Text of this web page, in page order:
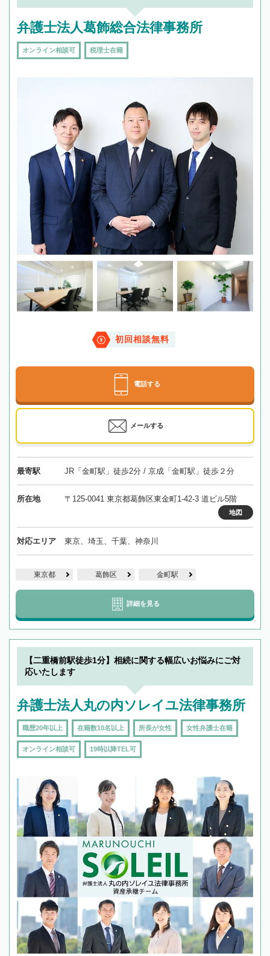
弁護士法人葛飾総合法律事務所
オンライン相談可 税理士在籍
初回相談無料
電話する
メールする
最寄駅 JR「金町駅」徒歩2分 / 京成「金町駅」徒歩２分
所在地 〒125-0041 東京都葛飾区東金町1-42-3 道ビル5階
地図
対応エリア 東京、埼玉、千葉、神奈川
東京都 葛飾区 金町駅
詳細を見る
【二重橋前駅徒歩1分】相続に関する幅広いお悩みにご対
応いたします
弁護士法人丸の内ソレイユ法律事務所
職歴20年以上 在籍数10名以上 所長が女性 女性弁護士在籍
オンライン相談可 19時以降TEL可